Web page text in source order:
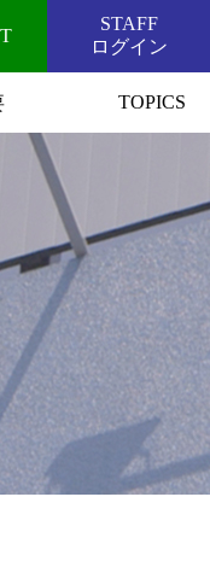
TOPICS
STAFF
ログイン